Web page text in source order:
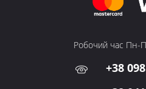
Робочий час Пн-
+38